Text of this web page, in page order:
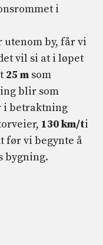
i
utenom by, får vi
vil si at i løpet
25 m som
blir som
i betraktning
130 km/ti
før vi begynte å
bygning.